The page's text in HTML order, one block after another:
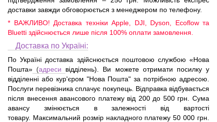
доставки завжди обговорюється з менеджером по телефону.
* ВАЖЛИВО! Доставка техніки Apple, DJI, Dyson, Ecoflow та
Bluetti здійснюється лише після 100% оплати замовлення.
Доставка по Україні:
По Україні доставка здійснюється поштовою службою «Нова
Пошта» (адреси
відділень). Ви можете отримати посилку у
відділенні або кур'єром "Нова Пошта" за потрібною адресою.
Послуги перевізника сплачує покупець. Відправка відбувається
після внесення авансового платежу від 200 до 500 грн. Сума
авансу змінюється в залежності від вартості
товару. Максимальний розмір накладного платежу 50 000 грн.